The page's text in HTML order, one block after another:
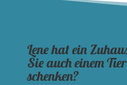
Lene hat ein
Sie auch einem
schenken?